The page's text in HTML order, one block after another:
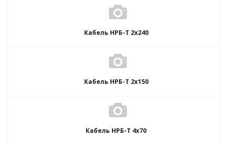
Кабель НРБ-Т 2х240
Кабель НРБ-Т 2х150
Кабель НРБ-Т 4х70